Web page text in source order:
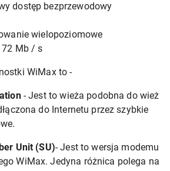
dostęp bezprzewodowy
wielopoziomowe
72 Mb / s
WiMax to -
- Jest to wieża podobna do wież
do Internetu przez szybkie
Unit (SU)- Jest to wersja modemu
WiMax. Jedyna różnica polega na